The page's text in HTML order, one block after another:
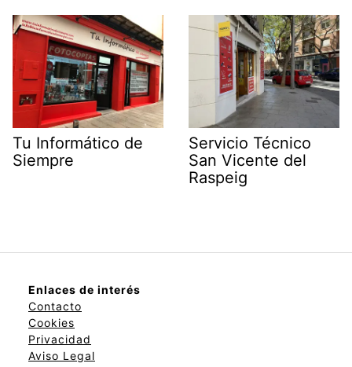
Tu Informático de
Siempre
Servicio Técnico
San Vicente del
Raspeig
Enlaces de interés
Contacto
Cookies
Privacidad
Aviso Legal